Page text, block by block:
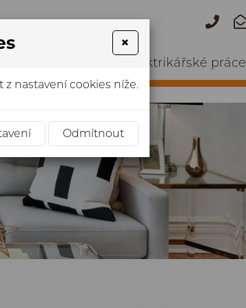
Elektrikářské práce
×
nastavení cookies níže.
Odmítnout